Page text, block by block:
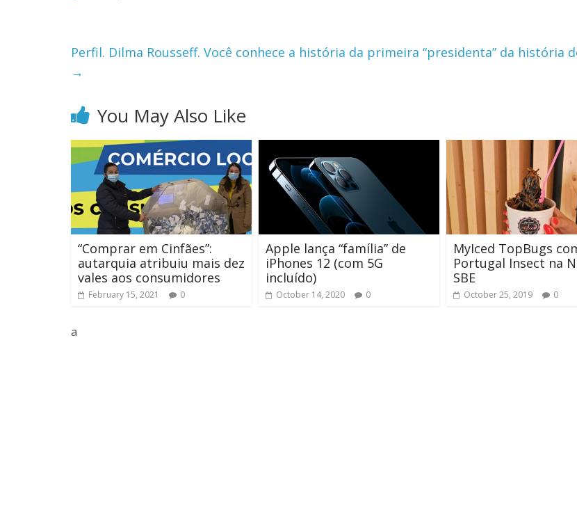
Perfil. Dilma Rousseff. Você conhece a história da primeira “presidenta” da história
→
You May Also Like
“Comprar em Cinfães”:
autarquia atribuiu mais dez
vales aos consumidores
February 15, 2021 0
Apple lança “família” de
iPhones 12 (com 5G
incluído)
October 14, 2020 0
MyIced TopBugs
Portugal Insect na
SBE
October 25, 2019 0
a